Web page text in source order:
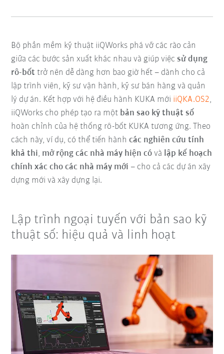
Bộ phần mềm kỹ thuật iiQWorks phá vỡ các rào cản
giữa các bước sản xuất khác nhau và giúp việcsử dụng
rô-bốt trở nên dễ dàng hơn bao giờ hết – dành cho cả
lập trình viên, kỹ sư vận hành, kỹ sư bán hàng và quản
lý dự án. Kết hợp với hệ điều hành KUKA mới iiQKA.OS2,
iiQWorks cho phép tạo ra một bản sao kỹ thuật số
hoàn chỉnh của hệ thống rô-bốt KUKA tương ứng. Theo
cách này, ví dụ, có thể tiến hànhcác nghiên cứu tính
khả thi, mở rộng các nhà máy hiện có và lập kế hoạch
chính xác cho các nhà máy mới – cho cả các dự án xây
dựng mới và xây dựng lại.
Lập trình ngoại tuyến với bản sao kỹ
thuật số: hiệu quả và linh hoạt